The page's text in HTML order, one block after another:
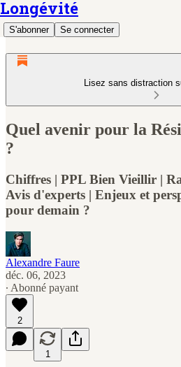
Longévité
S'abonner Se connecter
Lisez sans distraction
Quel avenir pour la
?
Chiffres | PPL Bien Vieillir |
Avis d'experts | Enjeux et
pour demain ?
Alexandre Faure
déc. 06, 2023
∙ Abonné payant
2
1